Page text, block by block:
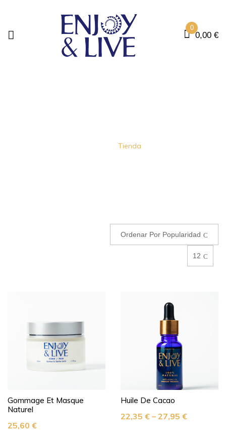
0
0,00 €
Tienda
Ordenar Por Popularidad
12
Gommage Et Masque
Naturel
25,60 €
Huile De Cacao
22,35 € – 27,95 €